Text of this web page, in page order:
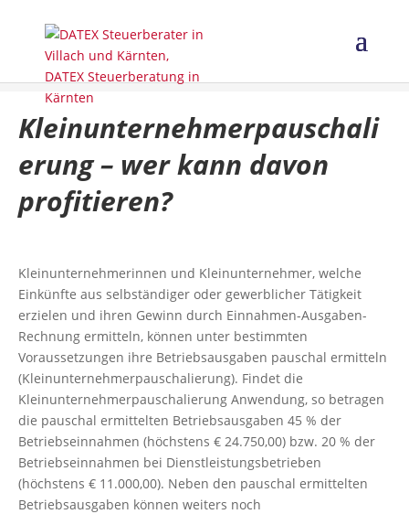
Kleinunternehmerpauschali
erung – wer kann davon
profitieren?
Kleinunternehmerinnen und Kleinunternehmer, welche
Einkünfte aus selbständiger oder gewerblicher Tätigkeit
erzielen und ihren Gewinn durch Einnahmen-Ausgaben-
Rechnung ermitteln, können unter bestimmten
Voraussetzungen ihre Betriebsausgaben pauschal ermitteln
(Kleinunternehmerpauschalierung). Findet die
Kleinunternehmerpauschalierung Anwendung, so betragen
die pauschal ermittelten Betriebsausgaben 45 % der
Betriebseinnahmen (höchstens € 24.750,00) bzw. 20 % der
Betriebseinnahmen bei Dienstleistungsbetrieben
(höchstens € 11.000,00). Neben den pauschal ermittelten
Betriebsausgaben können weiters noch